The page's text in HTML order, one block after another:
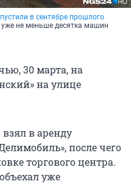
в сентябре прошлого
не меньше десятка машин
30 марта, на
на улице
в аренду
после чего
торгового центра.
уже